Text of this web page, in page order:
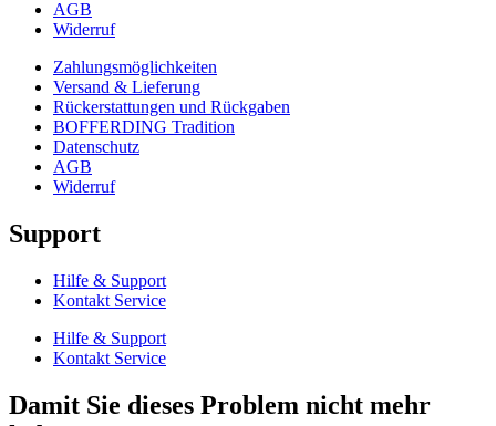
AGB
Widerruf
Zahlungsmöglichkeiten
Versand & Lieferung
Rückerstattungen und Rückgaben
BOFFERDING Tradition
Datenschutz
AGB
Widerruf
Support
Hilfe & Support
Kontakt Service
Hilfe & Support
Kontakt Service
Damit Sie dieses Problem nicht mehr